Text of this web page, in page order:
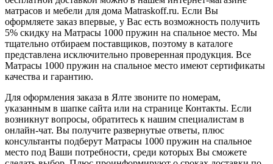
матрасов и мебели для дома Matraskoff.ru. Если Вы
оформляете заказ впервые, у Вас есть возможность получить
5% скидку на Матрасы 1000 пружин на спальное место. Мы
тщательно отбираем поставщиков, поэтому в каталоге
представлена исключительно проверенная продукция. Все
Матрасы 1000 пружин на спальное место имеют сертификаты
качества и гарантию.
Для оформления заказа в Ялте звоните по номерам,
указанным в шапке сайта или на странице Контакты. Если
возникнут вопросы, обратитесь к нашим специалистам в
онлайн-чат. Вы получите развернутые ответы, плюс
консультанты подберут Матрасы 1000 пружин на спальное
место под Ваши потребности, среди которых Вы сможете